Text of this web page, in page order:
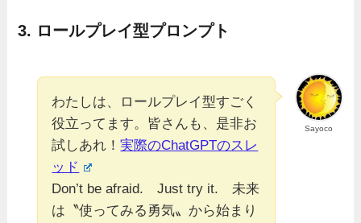
3. ロールプレイ型プロンプト
Sayoco
わたしは、ロールプレイ型すごく
役立ってます。皆さんも、是非お
試しあれ！実際のChatGPTのスレ
ッド
Don’t be afraid. Just try it. 未来
は〝使ってみる勇気〟から始まり